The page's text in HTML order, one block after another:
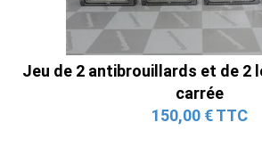
Jeu de 2 antibrouillards et de 2
carrée
150,00 € TTC